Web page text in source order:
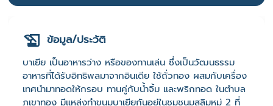
ข้อมูล/ประวัติ
บาเยีย เป็นอาหารว่าง หรือของทานเล่น ซึ่งเป็นวัฒนธรรม
อาหารที่ได้รับอิทธิพลมาจากอินเดีย ใช้ถั่วทอง ผสมกับเครื่อง
เทศนำมาทอดให้กรอบ ทานคู่กับน้ำจิ้ม และพริกทอด ในตำบล
ภูเขาทอง มีแหล่งทำขนมบาเยียกันอยู่ในชุมชนมุสลิมหมู่ 2 ที่